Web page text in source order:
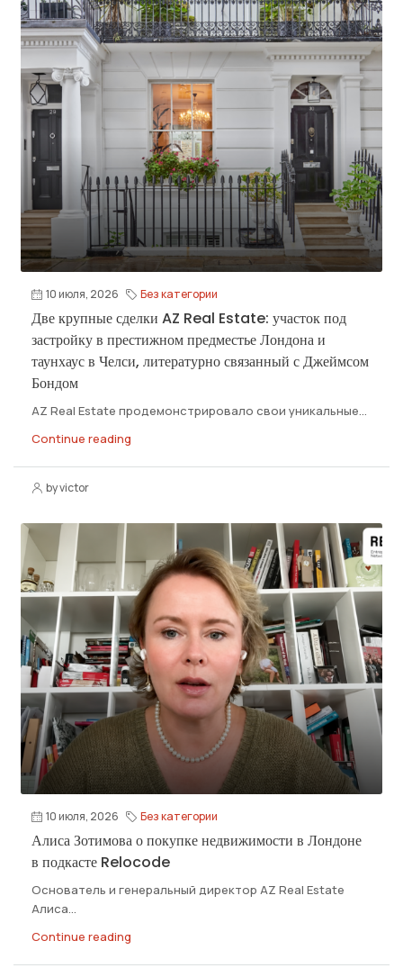
10 июля, 2026 Без категории
Две крупные сделки AZ Real Estate: участок под
застройку в престижном предместье Лондона и
таунхаус в Челси, литературно связанный с Джеймсом
Бондом
AZ Real Estate продемонстрировало свои уникальные...
Continue reading
by victor
10 июля, 2026 Без категории
Алиса Зотимова о покупке недвижимости в Лондоне
в подкасте Relocode
Основатель и генеральный директор АZ Real Estate
Алиса...
Continue reading